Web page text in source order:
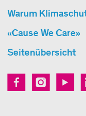
Warum
«Cause We Care»
Seitenübersicht